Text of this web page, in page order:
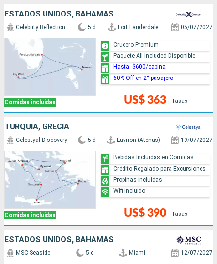
ESTADOS UNIDOS, BAHAMAS
Comidas incluidas
Celebrity Reflection 5 d Fort Lauderdale 05/07/2027
US$ 363 +Tasas
Crucero Premium
Paquete All Included Disponible
Hasta -$600/cabina
60% Off en 2° pasajero
TURQUÍA, GRECIA
Comidas incluidas
Celestyal Discovery 5 d Lavrion (Atenas) 19/07/2027
US$ 390 +Tasas
Bebidas Incluidas en Comidas
Crédito Regalado para Excursiones
Propinas incluidas
Wifi incluido
ESTADOS UNIDOS, BAHAMAS
MSC Seaside 5 d Miami 12/07/2027